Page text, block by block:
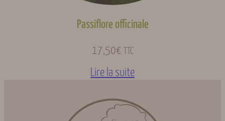
Passiflore officinale
17,50€ TTC
Lire la suite